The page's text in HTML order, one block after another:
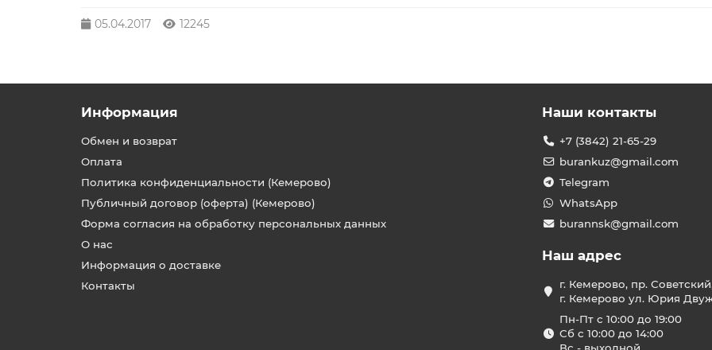
05.04.2017 12245
Информация
Обмен и возврат
Оплата
Политика конфиденциальности (Кемерово)
Публичный договор (оферта) (Кемерово)
Форма согласия на обработку персональных данных
О нас
Информация о доставке
Контакты
Наши контакты
+7 (3842) 21-65-29
burankuz@gmail.com
Telegram
WhatsApp
burannsk@gmail.com
Наш адрес
г. Кемерово, пр.
г. Кемерово ул. Юрия
Пн-Пт с 10:00 до 19:00
Сб с 10:00 до 14:00